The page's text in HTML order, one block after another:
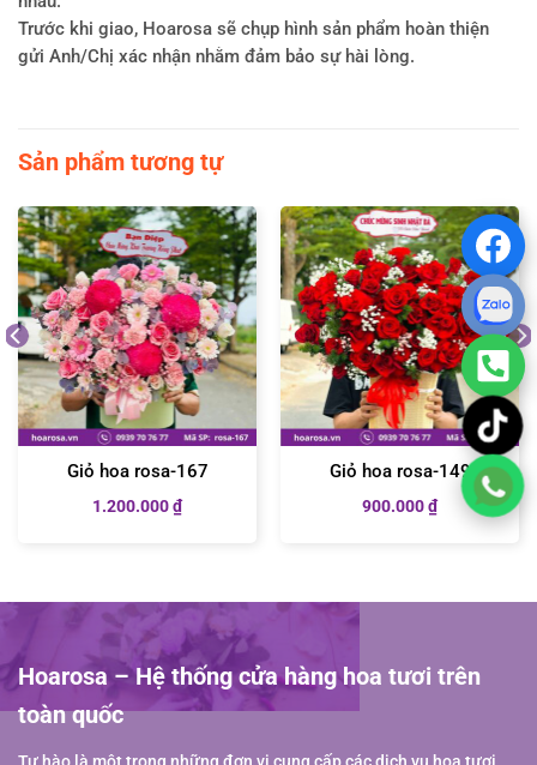
Trước khi giao, Hoarosa sẽ chụp hình sản phẩm hoàn thiện
gửi Anh/Chị xác nhận nhằm đảm bảo sự hài lòng.
Sản phẩm tương tự
Giỏ hoa rosa-167
1.200.000₫
Giỏ hoa rosa-149
900.000₫
Hoarosa – Hệ thống cửa hàng hoa tươi trên
toàn quốc